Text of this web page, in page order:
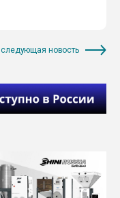
следующая новость